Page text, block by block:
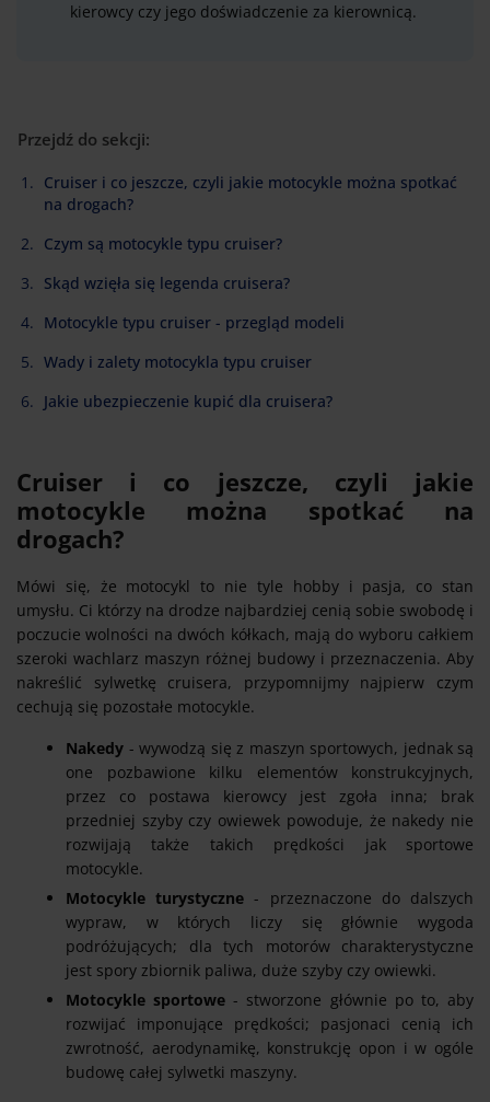
kierowcy czy jego doświadczenie za kierownicą.
Przejdź do sekcji:
Cruiser i co jeszcze, czyli jakie motocykle można spotkać
na drogach?
Czym są motocykle typu cruiser?
Skąd wzięła się legenda cruisera?
Motocykle typu cruiser - przegląd modeli
Wady i zalety motocykla typu cruiser
Jakie ubezpieczenie kupić dla cruisera?
Cruiser i co jeszcze, czyli jakie
motocykle można spotkać na
drogach?
Mówi się, że motocykl to nie tyle hobby i pasja, co stan
umysłu. Ci którzy na drodze najbardziej cenią sobie swobodę i
poczucie wolności na dwóch kółkach, mają do wyboru całkiem
szeroki wachlarz maszyn różnej budowy i przeznaczenia. Aby
nakreślić sylwetkę cruisera, przypomnijmy najpierw czym
cechują się pozostałe motocykle.
Nakedy - wywodzą się z maszyn sportowych, jednak są
one pozbawione kilku elementów konstrukcyjnych,
przez co postawa kierowcy jest zgoła inna; brak
przedniej szyby czy owiewek powoduje, że nakedy nie
rozwijają także takich prędkości jak sportowe
motocykle.
Motocykle turystyczne- przeznaczone do dalszych
wypraw, w których liczy się głównie wygoda
podróżujących; dla tych motorów charakterystyczne
jest spory zbiornik paliwa, duże szyby czy owiewki.
Motocykle sportowe - stworzone głównie po to, aby
rozwijać imponujące prędkości; pasjonaci cenią ich
zwrotność, aerodynamikę, konstrukcję opon i w ogóle
budowę całej sylwetki maszyny.